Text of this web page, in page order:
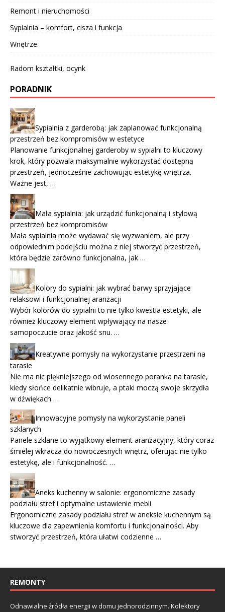
Remont i nieruchomości
Sypialnia – komfort, cisza i funkcja
Wnętrze
Radom kształtki, ocynk
PORADNIK
Sypialnia z garderobą: jak zaplanować funkcjonalną
przestrzeń bez kompromisów w estetyce
Planowanie funkcjonalnej garderoby w sypialni to kluczowy
krok, który pozwala maksymalnie wykorzystać dostępną
przestrzeń, jednocześnie zachowując estetykę wnętrza.
Ważne jest, …
Mała sypialnia: jak urządzić funkcjonalną i stylową
przestrzeń bez kompromisów
Mała sypialnia może wydawać się wyzwaniem, ale przy
odpowiednim podejściu można z niej stworzyć przestrzeń,
która będzie zarówno funkcjonalna, jak …
Kolory do sypialni: jak wybrać barwy sprzyjające
relaksowi i funkcjonalnej aranżacji
Wybór kolorów do sypialni to nie tylko kwestia estetyki, ale
również kluczowy element wpływający na nasze
samopoczucie oraz jakość snu. …
Kreatywne pomysły na wykorzystanie przestrzeni na
tarasie
Nie ma nic piękniejszego od wiosennego poranka na tarasie,
kiedy słońce delikatnie wibruje, a ptaki moczą swoje skrzydła
w dźwiękach …
Innowacyjne pomysły na wykorzystanie paneli
szklanych
Panele szklane to wyjątkowy element aranżacyjny, który coraz
śmielej wkracza do nowoczesnych wnętrz, oferując nie tylko
estetykę, ale i funkcjonalność. …
Aneks kuchenny w salonie: ergonomiczne zasady
podziału stref i optymalne ustawienie mebli
Ergonomiczne zasady podziału stref w aneksie kuchennym są
kluczowe dla zapewnienia komfortu i funkcjonalności. Aby
stworzyć przestrzeń, która ułatwi codzienne …
REMONTY
Odnawialne źródła energii w domu jednorodzinnym. Kolektory